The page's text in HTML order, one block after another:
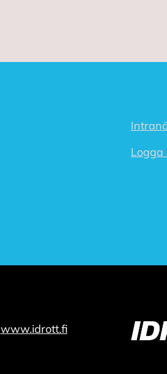
Logga
www.idrott.fi